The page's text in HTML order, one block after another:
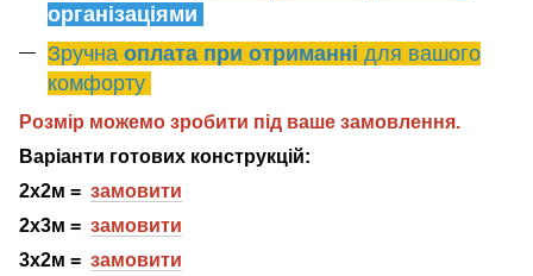
організаціями
Зручна оплата при отриманні для вашого
комфорту
Розмір можемо зробити під ваше замовлення.
Варіанти готових конструкцій:
2х2м = замовити
2х3м = замовити
3х2м = замовити